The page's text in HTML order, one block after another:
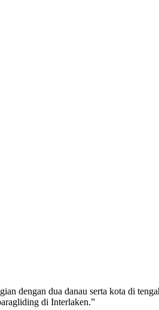
dengan dua danau serta kota di
di Interlaken.”